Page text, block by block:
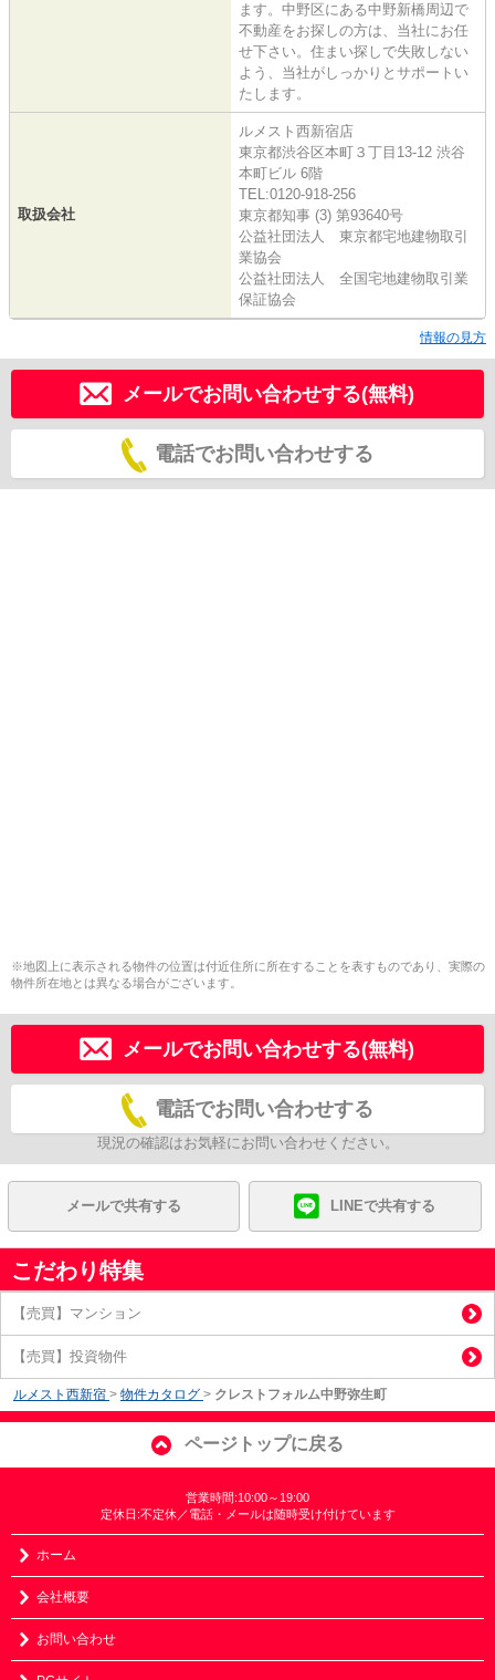
ます。中野区にある中野新橋周辺で
不動産をお探しの方は、当社にお任
せ下さい。住まい探しで失敗しない
よう、当社がしっかりとサポートい
たします。
取扱会社
ルメスト西新宿店
東京都渋谷区本町３丁目13-12 渋谷
本町ビル 6階
TEL:0120-918-256
東京都知事 (3) 第93640号
公益社団法人 東京都宅地建物取引
業協会
公益社団法人 全国宅地建物取引業
保証協会
情報の見方
メールでお問い合わせする(無料)
電話でお問い合わせする
※地図上に表示される物件の位置は付近住所に所在することを表すものであり、実際の
物件所在地とは異なる場合がございます。
メールでお問い合わせする(無料)
電話でお問い合わせする
現況の確認はお気軽にお問い合わせください。
メールで共有する LINEで共有する
こだわり特集
【売買】マンション
【売買】投資物件
ルメスト西新宿 > 物件カタログ > クレストフォルム中野弥生町
ページトップに戻る
営業時間:10:00～19:00
定休日:不定休／電話・メールは随時受け付けています
ホーム
会社概要
お問い合わせ